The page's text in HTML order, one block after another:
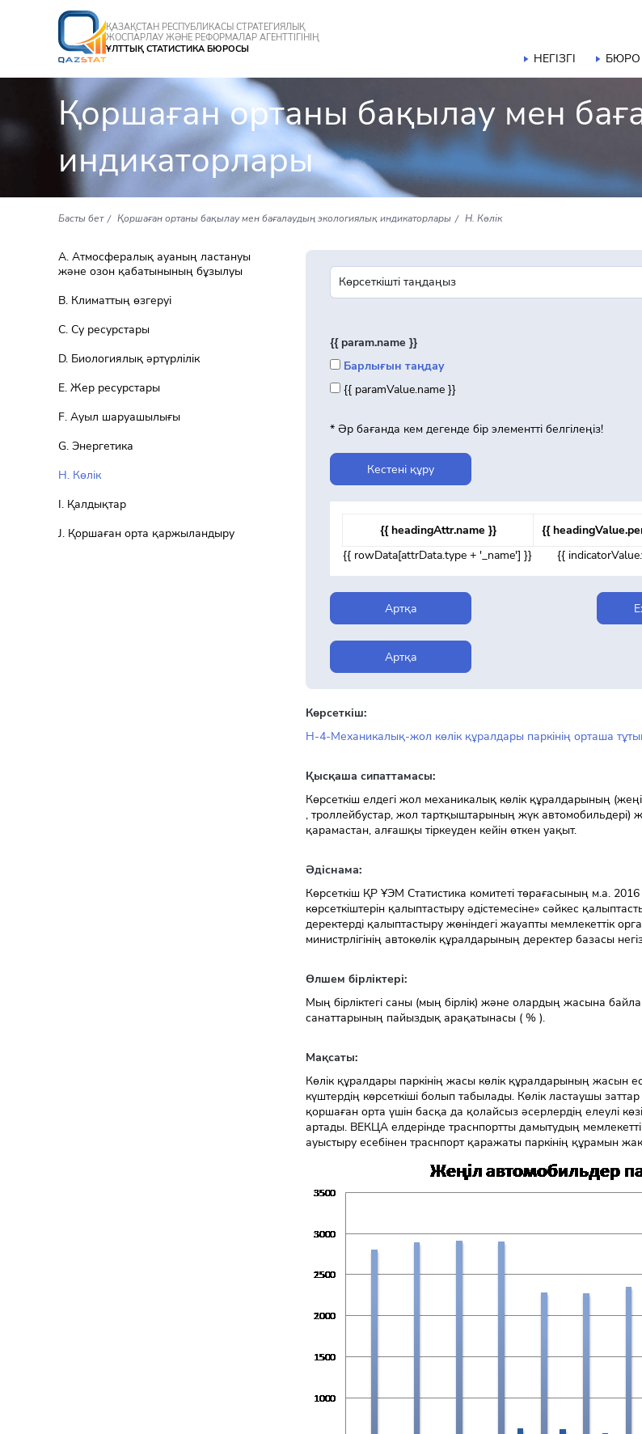
ҚАЗАҚСТАН РЕСПУБЛИКАСЫ СТРАТЕГИЯЛЫҚ
ЖОСПАРЛАУ ЖӘНЕ РЕФОРМАЛАР АГЕНТТІГІНІҢ
ҰЛТТЫҚ СТАТИСТИКА БЮРОСЫ
НЕГІЗГІ
Қоршаған ортаны бақылау мен
индикаторлары
Басты бет Қоршаған ортаны бақылау мен бағалаудың экологиялық индикаторлары H. Көлік
A. Атмосфералық ауаның ластануы
және озон қабатынының бұзылуы
В. Климаттың өзгеруі
С. Су ресурстары
D. Биологиялық әртүрлiлiк
Е. Жер ресурстары
F. Ауыл шаруашылығы
G. Энергетика
H. Көлік
I. Қалдықтар
J. Қоршаған орта қаржыландыру
{{ param.name }}
Барлығын таңдау
{{ paramValue.name }}
* Әр бағанда кем дегенде бір элементті белгілеңіз!
Кестені құру
{{ headingAttr.name }}
{{
{{ rowData[attrData.type + '_name'] }}
{{
Артқа
Артқа
Көрсеткіш:
H-4-Механикалық-жол көлік құралдары паркінің орташа
Қысқаша сипаттамасы:
Көрсеткіш елдегі жол механикалық көлік құралдарының
, троллейбустар, жол тартқыштарының жүк автомобильдері)
қарамастан, алғашқы тіркеуден кейін өткен уақыт.
Әдіснама:
Көрсеткіш ҚР ҰЭМ Статистика комитеті төрағасының м.а.
көрсеткіштерін қалыптастыру әдістемесіне» сәйкес
деректерді қалыптастыру жөніндегі жауапты мемлекеттік
министрлігінің автокөлік құралдарының деректер базасы
Өлшем бірліктері:
Мың бірліктегі саны (мың бірлік) және олардың жасына
санаттарының пайыздық арақатынасы ( % ).
Мақсаты:
Көлік құралдары паркінің жасы көлік құралдарының жасын
күштердің көрсеткіші болып табылады. Көлік ластаушы
қоршаған орта үшін басқа да қолайсыз әсерлердің елеулі
артады. ВЕКЦА елдерінде траснпортты дамытудың
ауыстыру есебінен траснпорт қаражаты паркінің құрамын